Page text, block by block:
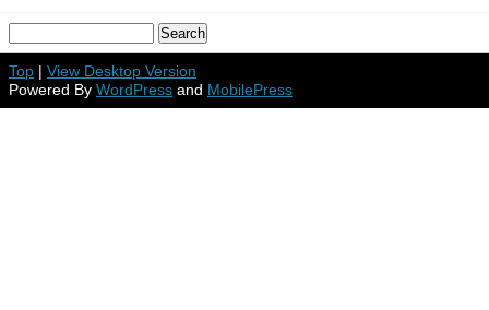
Top | View Desktop Version
Powered By WordPress and MobilePress